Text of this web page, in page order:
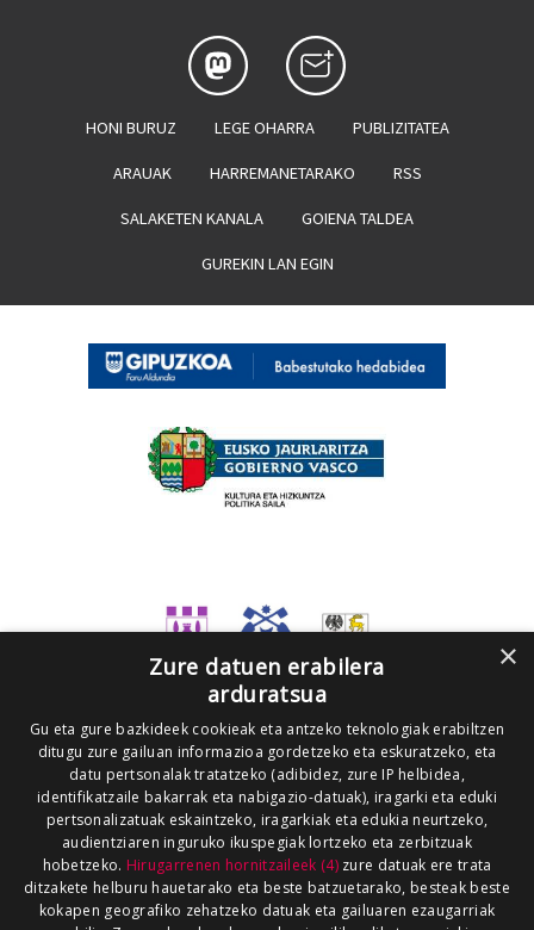
HONI BURUZ LEGE OHARRA PUBLIZITATEA
ARAUAK HARREMANETARAKO RSS
SALAKETEN KANALA GOIENA TALDEA
GUREKIN LAN EGIN
×
Zure datuen erabilera
arduratsua
Gu eta gure bazkideek cookieak eta antzeko teknologiak erabiltzen
ditugu zure gailuan informazioa gordetzeko eta eskuratzeko, eta
datu pertsonalak tratatzeko (adibidez, zure IP helbidea,
identifikatzaile bakarrak eta nabigazio-datuak), iragarki eta eduki
pertsonalizatuak eskaintzeko, iragarkiak eta edukia neurtzeko,
audientziaren inguruko ikuspegiak lortzeko eta zerbitzuak
hobetzeko. Hirugarrenen hornitzaileek (4)zure datuak ere trata
ditzakete helburu hauetarako eta beste batzuetarako, besteak beste
kokapen geografiko zehatzeko datuak eta gailuaren ezaugarriak